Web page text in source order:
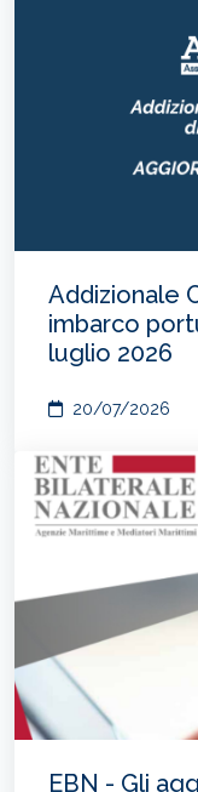
Addizionale
imbarco
luglio 2026
20/07/2026
EBN - Gli